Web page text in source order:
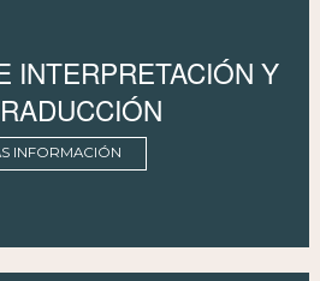
INTERPRETACIÓN Y
INFORMACIÓN